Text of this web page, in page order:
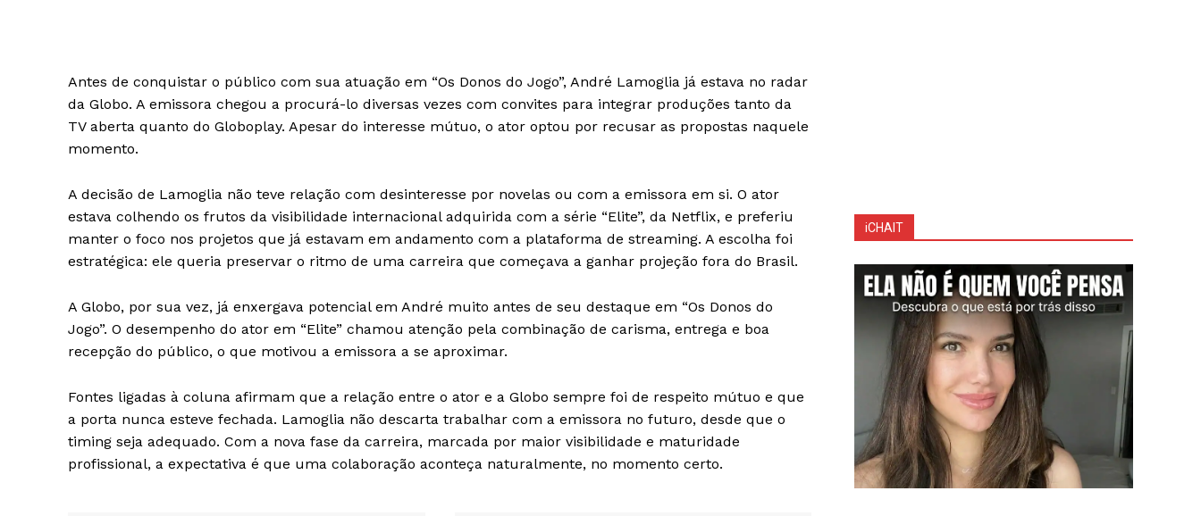
iCHAIT
Sobre Nós
Anuncie
Contato
Termos de Serviços
Antes de conquistar o público com sua atuação em “Os Donos do Jogo”, André Lamoglia já estava no radar
da Globo. A emissora chegou a procurá-lo diversas vezes com convites para integrar produções tanto da
TV aberta quanto do Globoplay. Apesar do interesse mútuo, o ator optou por recusar as propostas naquele
momento.
A decisão de Lamoglia não teve relação com desinteresse por novelas ou com a emissora em si. O ator
estava colhendo os frutos da visibilidade internacional adquirida com a série “Elite”, da Netflix, e preferiu
manter o foco nos projetos que já estavam em andamento com a plataforma de streaming. A escolha foi
estratégica: ele queria preservar o ritmo de uma carreira que começava a ganhar projeção fora do Brasil.
A Globo, por sua vez, já enxergava potencial em André muito antes de seu destaque em “Os Donos do
Jogo”. O desempenho do ator em “Elite” chamou atenção pela combinação de carisma, entrega e boa
recepção do público, o que motivou a emissora a se aproximar.
Fontes ligadas à coluna afirmam que a relação entre o ator e a Globo sempre foi de respeito mútuo e que
a porta nunca esteve fechada. Lamoglia não descarta trabalhar com a emissora no futuro, desde que o
timing seja adequado. Com a nova fase da carreira, marcada por maior visibilidade e maturidade
profissional, a expectativa é que uma colaboração aconteça naturalmente, no momento certo.
iCHAIT